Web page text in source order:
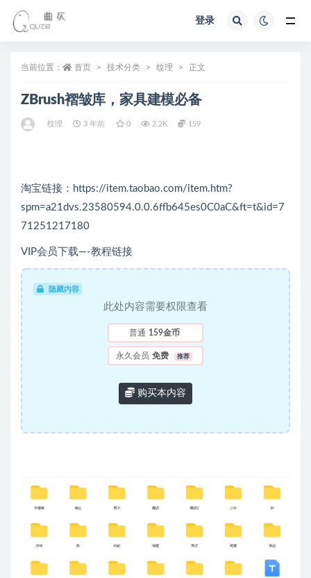
登录
当前位置： 首页 技术分类 纹理 正文
ZBrush褶皱库，家具建模必备
纹理 3 年前 0 2.2K 159
淘宝链接：https://item.taobao.com/item.htm?
spm=a21dvs.23580594.0.0.6ffb645es0C0aC&ft=t&id=7
71251217180
VIP会员下载—-教程链接
隐藏内容
此处内容需要权限查看
普通 159金币
永久会员 免费 推荐
购买本内容